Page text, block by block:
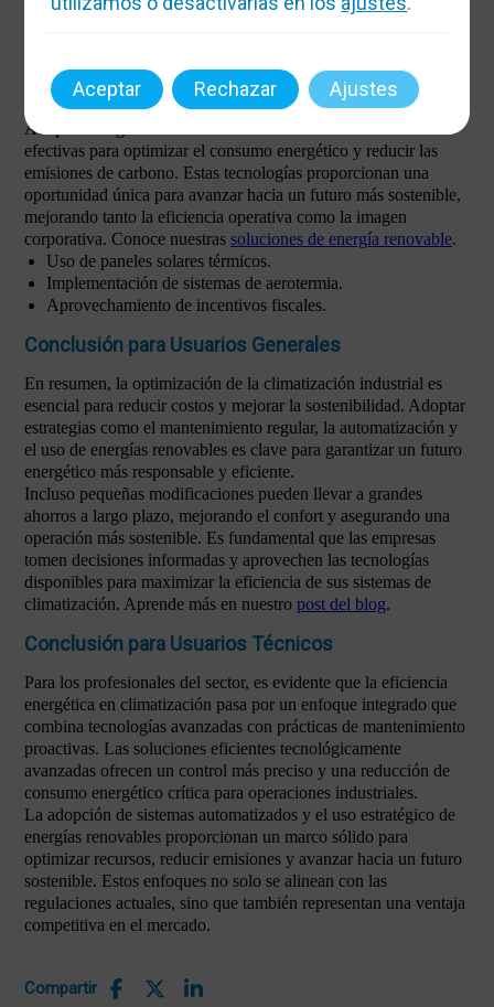
permite aprovechar recursos naturales para generar energía de
también puede beneficiarse de incentivos fiscales, facilitando la
inversión inicial.
Adoptar energías renovables es una de las soluciones más
efectivas para optimizar el consumo energético y reducir las
emisiones de carbono. Estas tecnologías proporcionan una
oportunidad única para avanzar hacia un futuro más sostenible,
mejorando tanto la eficiencia operativa como la imagen
corporativa. Conoce nuestras soluciones de energía renovable.
Uso de paneles solares térmicos.
Implementación de sistemas de aerotermia.
Aprovechamiento de incentivos fiscales.
Conclusión para Usuarios Generales
En resumen, la optimización de la climatización industrial es
esencial para reducir costos y mejorar la sostenibilidad. Adoptar
estrategias como el mantenimiento regular, la automatización y
el uso de energías renovables es clave para garantizar un futuro
energético más responsable y eficiente.
Incluso pequeñas modificaciones pueden llevar a grandes
ahorros a largo plazo, mejorando el confort y asegurando una
operación más sostenible. Es fundamental que las empresas
tomen decisiones informadas y aprovechen las tecnologías
disponibles para maximizar la eficiencia de sus sistemas de
climatización. Aprende más en nuestro post del blog.
Conclusión para Usuarios Técnicos
Para los profesionales del sector, es evidente que la eficiencia
energética en climatización pasa por un enfoque integrado que
combina tecnologías avanzadas con prácticas de mantenimiento
proactivas. Las soluciones eficientes tecnológicamente
avanzadas ofrecen un control más preciso y una reducción de
consumo energético crítica para operaciones industriales.
La adopción de sistemas automatizados y el uso estratégico de
energías renovables proporcionan un marco sólido para
optimizar recursos, reducir emisiones y avanzar hacia un futuro
sostenible. Estos enfoques no solo se alinean con las
regulaciones actuales, sino que también representan una ventaja
competitiva en el mercado.
Compartir
Aceptar Rechazar Ajustes